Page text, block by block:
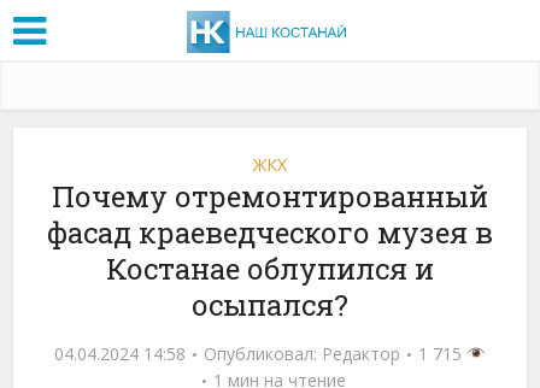
ЖКХ
Почему отремонтированный
фасад краеведческого музея в
Костанае облупился и
осыпался?
04.04.2024 14:58 Опубликовал: Редактор
1 715
1 мин на чтение